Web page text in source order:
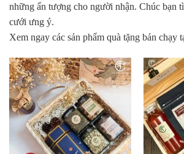
những ấn tượng cho người nhận. Chúc bạn
cưới ưng ý.
Xem ngay các sản phẩm quà tặng bán chạy